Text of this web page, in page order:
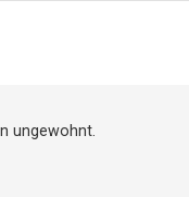
ungewohnt.